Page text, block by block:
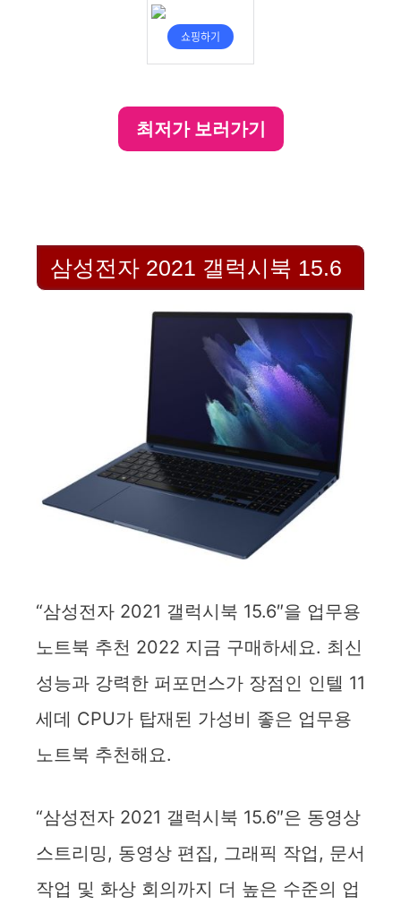
최저가 보러가기
삼성전자 2021 갤럭시북 15.6
“삼성전자 2021 갤럭시북 15.6″을 업무용
노트북 추천 2022 지금 구매하세요. 최신
성능과 강력한 퍼포먼스가 장점인 인텔 11
세데 CPU가 탑재된 가성비 좋은 업무용
노트북 추천해요.
“삼성전자 2021 갤럭시북 15.6″은 동영상
스트리밍, 동영상 편집, 그래픽 작업, 문서
작업 및 화상 회의까지 더 높은 수준의 업